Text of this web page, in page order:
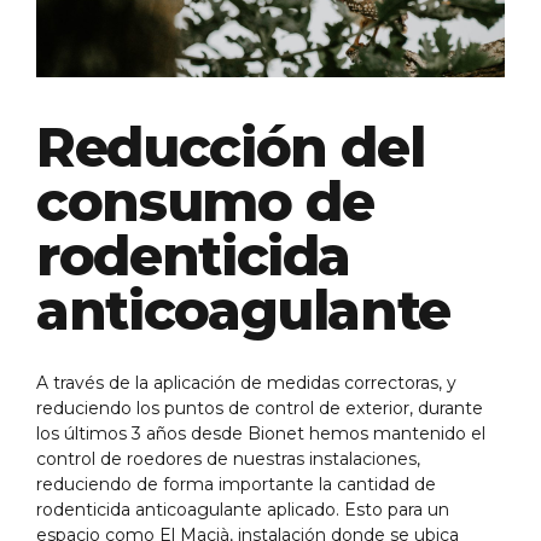
Reducción del
consumo de
rodenticida
anticoagulante
A través de la aplicación de medidas correctoras, y
reduciendo los puntos de control de exterior, durante
los últimos 3 años desde Bionet hemos mantenido el
control de roedores de nuestras instalaciones,
reduciendo de forma importante la cantidad de
rodenticida anticoagulante aplicado. Esto para un
espacio como El Macià, instalación donde se ubica